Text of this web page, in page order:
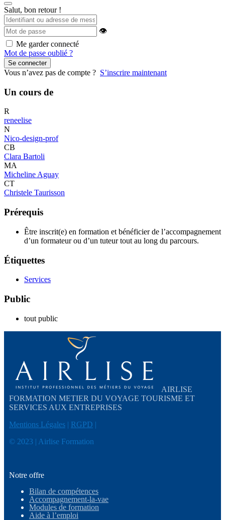
Salut, bon retour !
👁
Me garder connecté
Mot de passe oublié ?
Se connecter
Vous n’avez pas de compte ? S’inscrire maintenant
Un cours de
R
reneelise
N
Nico-design-prof
CB
Clara Bartoli
MA
Micheline Aguay
CT
Christele Taurisson
Prérequis
Être inscrit(e) en formation et bénéficier de l’accompagnement
d’un formateur ou d’un tuteur tout au long du parcours.
Étiquettes
Services
Public
tout public
AIRLISE
FORMATION METIER DU VOYAGE TOURISME ET
SERVICES AUX ENTREPRISES
Mentions Légales | RGPD |
© 2023 | Airlise Formation
Notre offre
Bilan de compétences
Accompagnement-la-vae
Modules de formation
Aide à l’emploi